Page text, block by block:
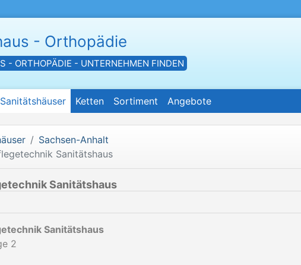
- Orthopädie
- ORTHOPÄDIE - UNTERNEHMEN FINDEN
Sanitätshäuser Ketten Sortiment Angebote
Sachsen-Anhalt
Sanitätshaus
Sanitätshaus
Sanitätshaus
2